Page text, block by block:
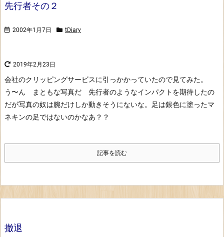
先行者その２
2002年1月7日 tDiary
2019年2月23日
会社のクリッピングサービスに引っかかっていたので見てみた。
う〜ん まともな写真だ 先行者のようなインパクトを期待したの
だが写真の奴は腕だけしか動きそうにないな。足は銀色に塗ったマ
ネキンの足ではないのかなあ？？
記事を読む
撤退